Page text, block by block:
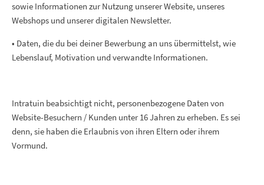
sowie Informationen zur Nutzung unserer Website, unseres
Webshops und unserer digitalen Newsletter.
• Daten, die du bei deiner Bewerbung an uns übermittelst, wie
Lebenslauf, Motivation und verwandte Informationen.
Intratuin beabsichtigt nicht, personenbezogene Daten von
Website-Besuchern / Kunden unter 16 Jahren zu erheben. Es sei
denn, sie haben die Erlaubnis von ihren Eltern oder ihrem
Vormund.